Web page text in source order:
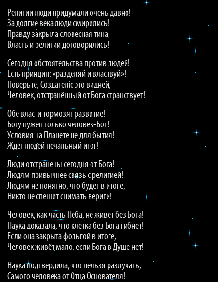
Религии люди придумали очень давно!
За долгие века люди смирились!
Правду закрыла словесная тина,
Власть и религии договорились!
Сегодня обстоятельства против людей!
Есть принцип: «разделяй и властвуй»!
Поверьте, Создателю это видней,
Человек, отстранённый от Бога странствует!
Обе власти тормозят развитие!
Богу нужен только человек-Бог!
Условия на Планете не для бытия!
Ждёт людей печальный итог!
Люди отстранены сегодня от Бога!
Людям привычнее связь с религией!
Людям не понятно, что будет в итоге,
Никто не спешит снимать вериги!
Человек, как часть Неба, не живёт без Бога!
Наука доказала, что клетка без Бога гибнет!
Если она закрыта фольгой в итоге,
Человек живёт мало, если Бога в Душе нет!
Наука подтвердила, что нельзя разлучать,
Самого человека от Отца Основателя!